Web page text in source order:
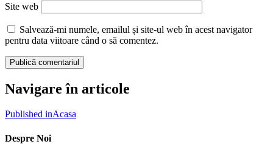
Site web
Salvează-mi numele, emailul și site-ul web în acest navigator
pentru data viitoare când o să comentez.
Navigare în articole
Published inAcasa
Despre Noi